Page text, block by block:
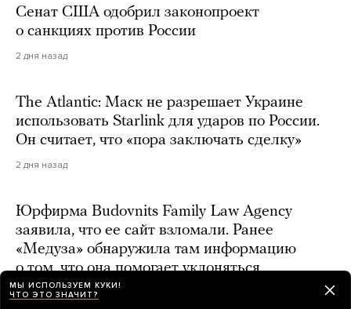
Сенат США одобрил законопроект
о санкциях против России
2 дня назад
The Atlantic: Маск не разрешает Украине
использовать Starlink для ударов по России.
Он считает, что «пора заключать сделку»
2 дня назад
Юрфирма Budovnits Family Law Agency
заявила, что ее сайт взломали. Ранее
«Медуза» обнаружила там информацию
о том, что она помогает уклоняться
от мобилизации — и этим занимается дочь
МЫ ИСПОЛЬЗУЕМ КУКИ!
ЧТО ЭТО ЗНАЧИТ?